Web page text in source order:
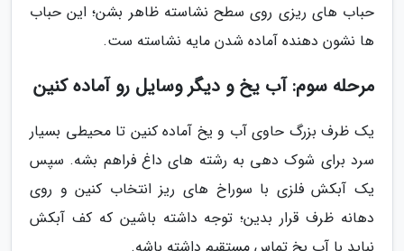
حباب های ریزی روی سطح نشاسته ظاهر بشن؛ این حباب
ها نشون دهنده آماده شدن مایه نشاسته ست.
مرحله سوم: آب یخ و دیگر وسایل رو آماده کنین
یک ظرف بزرگ حاوی آب و یخ آماده کنین تا محیطی بسیار
سرد برای شوک دهی به رشته های داغ فراهم بشه. سپس
یک آبکش فلزی با سوراخ های ریز انتخاب کنین و روی
دهانه ظرف قرار بدین؛ توجه داشته باشین که کف آبکش